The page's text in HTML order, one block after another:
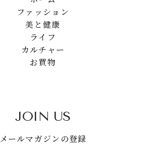
ファッション
美と健康
ライフ
カルチャー
お買物
JOIN US
メールマガジンの登録